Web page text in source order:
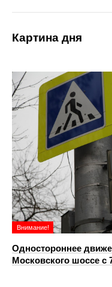
Картина дня
Внимание!
Одностороннее
Московского шоссе с